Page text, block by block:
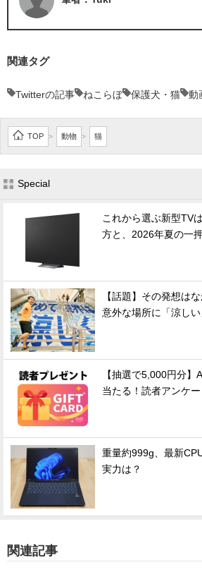
関連タグ
Twitterの記事 ねこらぼ 保護犬・猫 動
TOP > 動物 > 猫
Special
これから選ぶ新型TV
方と、2026年夏の一
【話題】その発想は
意外な場所に「涼し
【抽選で5,000円分
当たる！読者アンケ
重量約999g、最新
実力は？
関連記事